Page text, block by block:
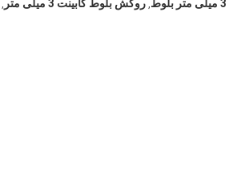
, روکش بلوط کابینت 3 میلی متر ,